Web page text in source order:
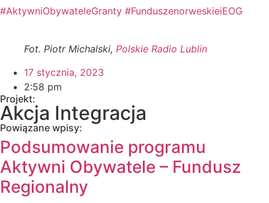
#AktywniObywateleGranty #FunduszenorweskieiEOG
Fot. Piotr Michalski, Polskie Radio Lublin
17 stycznia, 2023
2:58 pm
Projekt:
Akcja Integracja
Powiązane wpisy:
Podsumowanie programu
Aktywni Obywatele – Fundusz
Regionalny